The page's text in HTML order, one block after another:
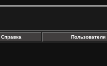
Справка Пользователи